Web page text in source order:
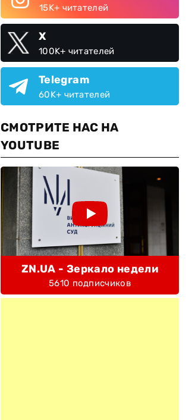
15K+ читателей
X
100K+ читателей
Telegram
60K+ читателей
СМОТРИТЕ НАС НА
YOUTUBE
ZN.UA - Зеркало недели
5610 подписчиков